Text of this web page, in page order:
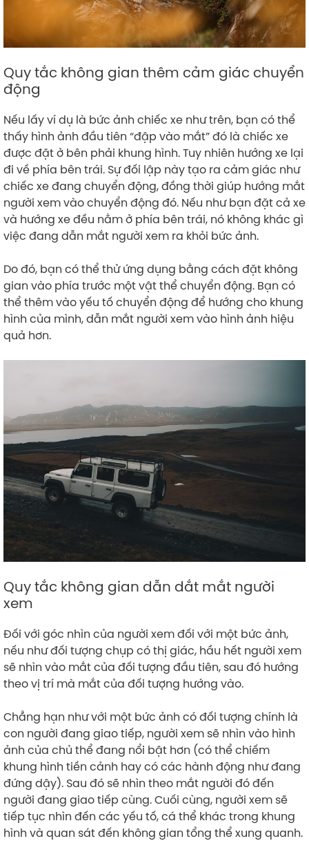
Quy tắc không gian thêm cảm giác chuyển
động
Nếu lấy ví dụ là bức ảnh chiếc xe như trên, bạn có thể
thấy hình ảnh đầu tiên “đập vào mắt” đó là chiếc xe
được đặt ở bên phải khung hình. Tuy nhiên hướng xe lại
đi về phía bên trái. Sự đối lập này tạo ra cảm giác như
chiếc xe đang chuyển động, đồng thời giúp hướng mắt
người xem vào chuyển động đó. Nếu như bạn đặt cả xe
và hướng xe đều nằm ở phía bên trái, nó không khác gì
việc đang dẫn mắt người xem ra khỏi bức ảnh.
Do đó, bạn có thể thử ứng dụng bằng cách đặt không
gian vào phía trước một vật thể chuyển động. Bạn có
thể thêm vào yếu tố chuyển động để hướng cho khung
hình của mình, dẫn mắt người xem vào hình ảnh hiệu
quả hơn.
Quy tắc không gian dẫn dắt mắt người
xem
Đối với góc nhìn của người xem đối với một bức ảnh,
nếu như đối tượng chụp có thị giác, hầu hết người xem
sẽ nhìn vào mắt của đối tượng đầu tiên, sau đó hướng
theo vị trí mà mắt của đối tượng hướng vào.
Chẳng hạn như với một bức ảnh có đối tượng chính là
con người đang giao tiếp, người xem sẽ nhìn vào hình
ảnh của chủ thể đang nổi bật hơn (có thể chiếm
khung hình tiền cảnh hay có các hành động như đang
đứng dậy). Sau đó sẽ nhìn theo mắt người đó đến
người đang giao tiếp cùng. Cuối cùng, người xem sẽ
tiếp tục nhìn đến các yếu tố, cá thể khác trong khung
hình và quan sát đến không gian tổng thể xung quanh.